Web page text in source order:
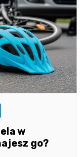
w
go?